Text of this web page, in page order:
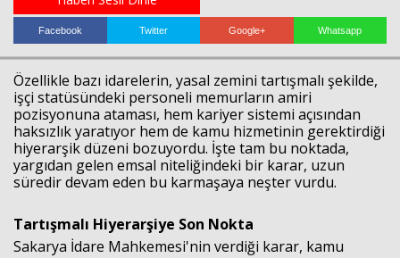
Facebook Twitter Google+ Whatsapp
Özellikle bazı idarelerin, yasal zemini tartışmalı şekilde,
işçi statüsündeki personeli memurların amiri
pozisyonuna ataması, hem kariyer sistemi açısından
haksızlık yaratıyor hem de kamu hizmetinin gerektirdiği
hiyerarşik düzeni bozuyordu. İşte tam bu noktada,
yargıdan gelen emsal niteliğindeki bir karar, uzun
süredir devam eden bu karmaşaya neşter vurdu.
Tartışmalı Hiyerarşiye Son Nokta
Sakarya İdare Mahkemesi'nin verdiği karar, kamu
Haberin Doğru Adresi.